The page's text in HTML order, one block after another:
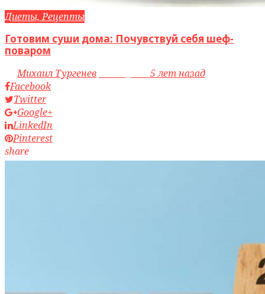
Диеты, Рецепты
Готовим суши дома: Почувствуй себя шеф-
поваром
byМихаил Тургенев
5 лет назад
Facebook
Twitter
Google+
LinkedIn
Pinterest
share